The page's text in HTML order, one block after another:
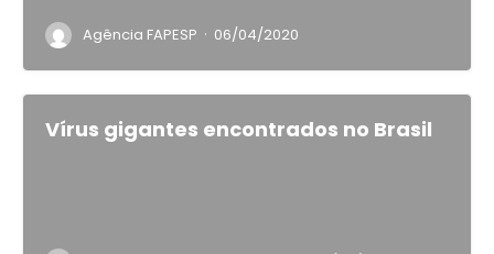
Agência FAPESP · 06/04/2020
Vírus gigantes encontrados no Brasil